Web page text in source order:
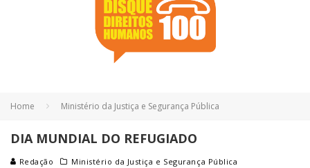
Home Ministério da Justiça e Segurança Pública
DIA MUNDIAL DO REFUGIADO
Redação
Ministério da Justiça e Segurança Pública